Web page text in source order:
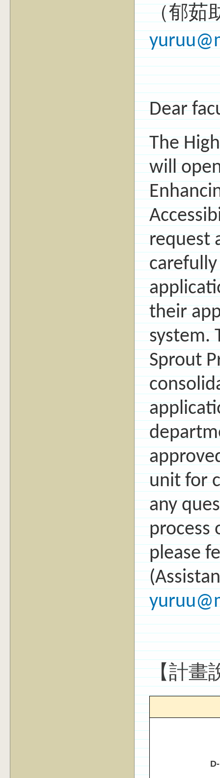
（郁茹
Dear
The
will
request
their
system.
Sprout
unit for
any
process
please
【計畫